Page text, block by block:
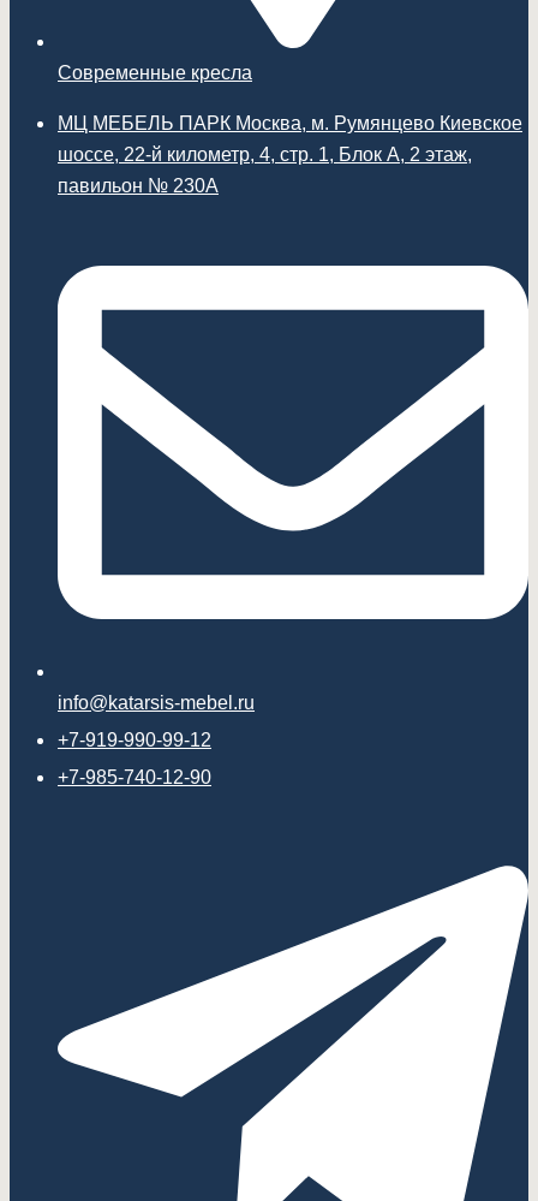
Современные кресла
МЦ МЕБЕЛЬ ПАРК Москва, м. Румянцево Киевское
шоссе, 22-й километр, 4, стр. 1, Блок А, 2 этаж,
павильон № 230А
info@katarsis-mebel.ru
+7-919-990-99-12
+7-985-740-12-90